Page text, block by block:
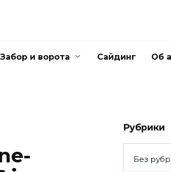
Забор и ворота Сайдинг Об
Рубрики
Без